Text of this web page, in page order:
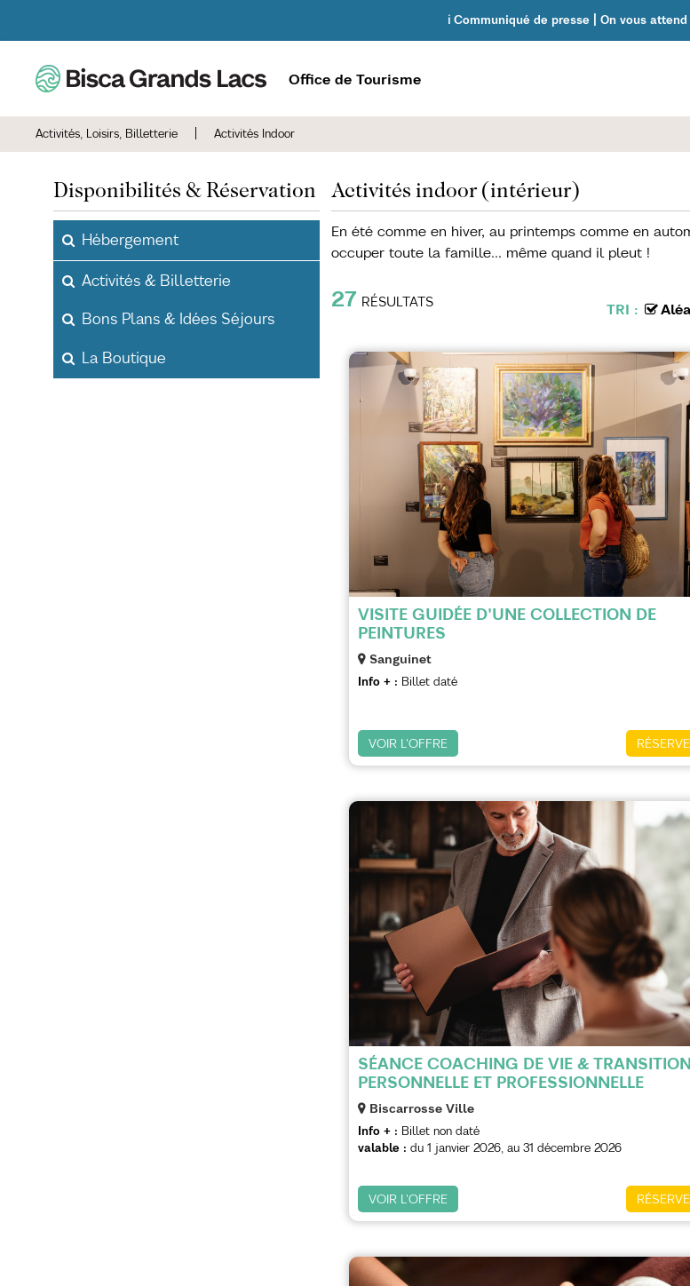
ℹ️ Communiqué de presse | On vous attend
Office de Tourisme
Activités, Loisirs, Billetterie Activités Indoor
Disponibilités & Réservation
Hébergement
Activités & Billetterie
Bons Plans & Idées Séjours
La Boutique
Activités indoor (intérieur)
En été comme en hiver, au printemps comme en
occuper toute la famille... même quand il pleut !
27 RÉSULTATS TRI :
VISITE GUIDÉE D'UNE COLLECTION DE
PEINTURES
Sanguinet
Info + : Billet daté
VOIR L'OFFRE
SÉANCE COACHING DE VIE & TRANSITION
PERSONNELLE ET PROFESSIONNELLE
Biscarrosse Ville
Info + : Billet non daté
valable : du 1 janvier 2026 au 31 décembre 2026
VOIR L'OFFRE